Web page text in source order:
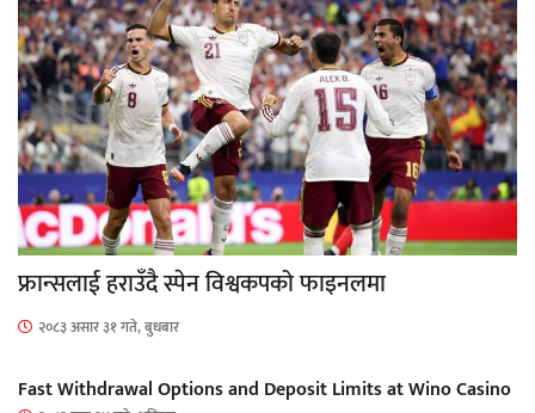
फ्रान्सलाई हराउँदै स्पेन विश्वकपको फाइनलमा
२०८३ असार ३१ गते, बुधबार
Fast Withdrawal Options and Deposit Limits at Wino Casino